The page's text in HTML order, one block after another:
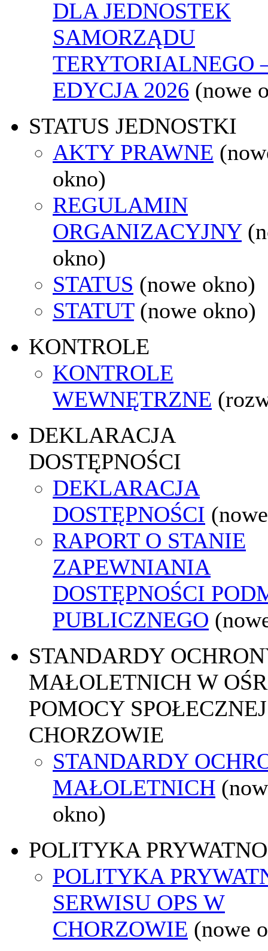
DLA JEDNOSTEK
SAMORZĄDU
TERYTORIALNEGO
EDYCJA 2026 (nowe
STATUS JEDNOSTKI
AKTY PRAWNE
okno)
REGULAMIN
ORGANIZACYJNY
okno)
STATUS (nowe okno)
STATUT (nowe okno)
KONTROLE
KONTROLE
WEWNĘTRZNE
DEKLARACJA
DOSTĘPNOŚCI
DEKLARACJA
DOSTĘPNOŚCI
RAPORT O STANIE
ZAPEWNIANIA
DOSTĘPNOŚCI
PUBLICZNEGO
STANDARDY
MAŁOLETNICH W
POMOCY
CHORZOWIE
STANDARDY
MAŁOLETNICH
okno)
POLITYKA
POLITYKA
SERWISU OPS W
CHORZOWIE (nowe